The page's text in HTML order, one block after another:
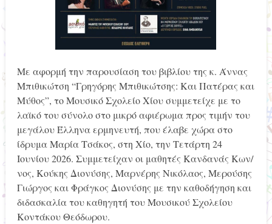
Με αφορμή την παρουσίαση του βιβλίου της κ. Άννας
Μπιθικώτση “Γρηγόρης Μπιθικώτσης: Και Πατέρας και
Μύθος”, το Μουσικό Σχολείο Χίου συμμετείχε με το
λαϊκό του σύνολο στο μικρό αφιέρωμα προς τιμήν του
μεγάλου Έλληνα ερμηνευτή, που έλαβε χώρα στο
ίδρυμα Μαρία Τσάκος, στη Χίο, την Τετάρτη 24
Ιουνίου 2026. Συμμετείχαν οι μαθητές Κανδανάς Κων/
νος, Κούκης Διονύσης, Μαρνέρης Νικόλαος, Μερούσης
Γιώργος και Φράγκος Διονύσης με την καθοδήγηση και
διδασκαλία του καθηγητή του Μουσικού Σχολείου
Κοντάκου Θεόδωρου.